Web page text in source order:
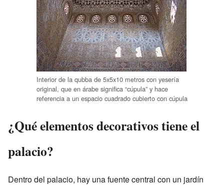
Interior de la qubba de 5x5x10 metros con yesería
original, que en árabe significa “cúpula” y hace
referencia a un espacio cuadrado cubierto con cúpula
¿Qué elementos decorativos tiene el
palacio?
Dentro del palacio, hay una fuente central con un jardín